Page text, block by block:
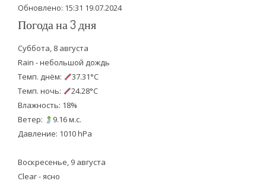
Обновлено: 15:31 19.07.2024
Погода на 3 дня
Суббота, 8 августа
Rain - небольшой дождь
Темп. днём:
37.31°C
Темп. ночь:
24.28°C
Влажность: 18%
Ветер:
9.16 м.с.
Давление: 1010 hPa
Воскресенье, 9 августа
Clear - ясно